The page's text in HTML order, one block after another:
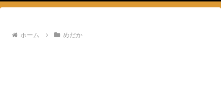
ホーム めだか